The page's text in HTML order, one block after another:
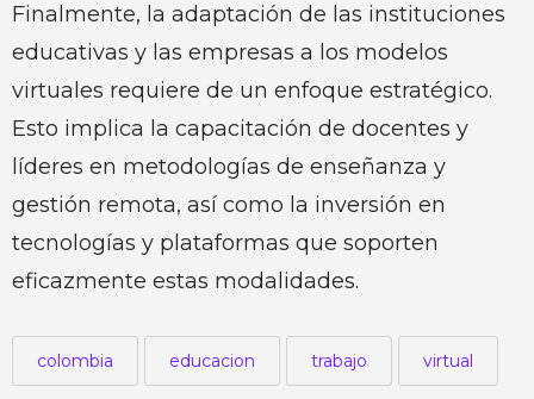
Finalmente, la adaptación de las instituciones
educativas y las empresas a los modelos
virtuales requiere de un enfoque estratégico.
Esto implica la capacitación de docentes y
líderes en metodologías de enseñanza y
gestión remota, así como la inversión en
tecnologías y plataformas que soporten
eficazmente estas modalidades.
colombia educacion trabajo virtual